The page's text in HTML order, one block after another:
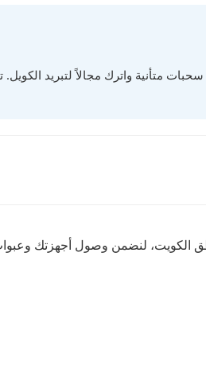
الكويت، لنضمن وصول أجهزتك